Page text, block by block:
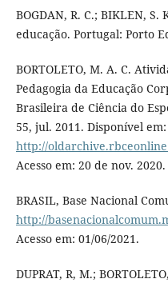
BOGDAN, R. C.; BIKLEN,
educação. Portugal: Porto
BORTOLETO, M. A. C.
Pedagogia da Educação
Brasileira de Ciência do
55, jul. 2011. Disponível em:
http://
Acesso em: 20 de nov. 2020.
BRASIL, Base Nacional
http://
Acesso em: 01/06/2021.
DUPRAT, R, M.;